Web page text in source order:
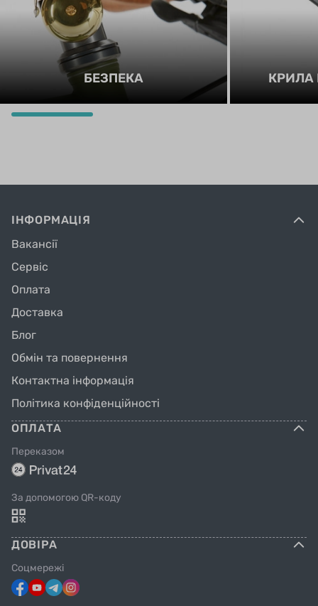
БЕЗПЕКА КРИЛА
ІНФОРМАЦІЯ
Вакансії
Сервіс
Оплата
Доставка
Блог
Обмін та повернення
Контактна інформація
Політика конфіденційності
ОПЛАТА
Переказом
За допомогою QR-коду
ДОВІРА
Соцмережі